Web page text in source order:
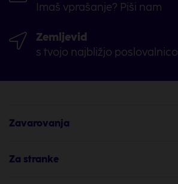
Imaš vprašanje? Piši nam
Zemljevid
s tvojo najbližjo poslovalnico
Zavarovanja
Za stranke